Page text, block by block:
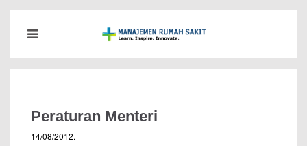
Peraturan Menteri
14/08/2012.